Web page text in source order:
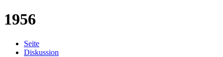
1956
Seite
Diskussion